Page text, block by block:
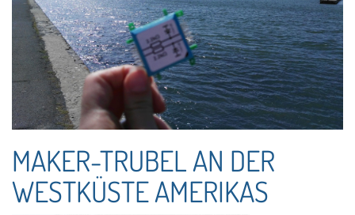
MAKER-TRUBEL AN DER
WESTKÜSTE AMERIKAS